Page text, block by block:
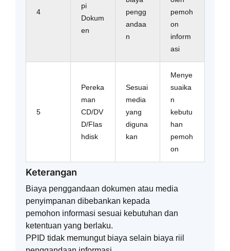
4
pi
Dokum
en
pengg
andaa
n
pemoh
on
inform
asi
5
Pereka
man
CD/DV
D/Flas
hdisk
Sesuai
media
yang
diguna
kan
Menye
suaika
n
kebutu
han
pemoh
on
Keterangan
Biaya penggandaan dokumen atau media
penyimpanan dibebankan kepada
pemohon informasi sesuai kebutuhan dan
ketentuan yang berlaku.
PPID tidak memungut biaya selain biaya riil